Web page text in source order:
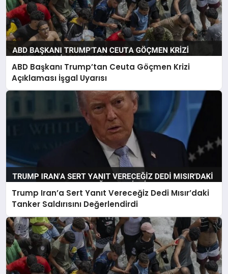
ABD Başkanı Trump’tan Ceuta Göçmen Krizi
Açıklaması İşgal Uyarısı
Trump Iran’a Sert Yanıt Vereceğiz Dedi Mısır’daki
Tanker Saldırısını Değerlendirdi